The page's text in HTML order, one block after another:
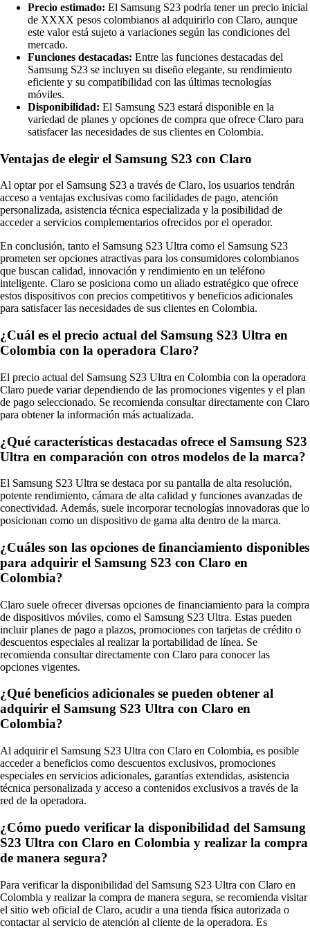
Precio estimado: El Samsung S23 podría tener un precio inicial
de XXXX pesos colombianos al adquirirlo con Claro, aunque
este valor está sujeto a variaciones según las condiciones del
mercado.
Funciones destacadas: Entre las funciones destacadas del
Samsung S23 se incluyen su diseño elegante, su rendimiento
eficiente y su compatibilidad con las últimas tecnologías
móviles.
Disponibilidad: El Samsung S23 estará disponible en la
variedad de planes y opciones de compra que ofrece Claro para
satisfacer las necesidades de sus clientes en Colombia.
Ventajas de elegir el Samsung S23 con Claro
Al optar por el Samsung S23 a través de Claro, los usuarios tendrán
acceso a ventajas exclusivas como facilidades de pago, atención
personalizada, asistencia técnica especializada y la posibilidad de
acceder a servicios complementarios ofrecidos por el operador.
En conclusión, tanto el Samsung S23 Ultra como el Samsung S23
prometen ser opciones atractivas para los consumidores colombianos
que buscan calidad, innovación y rendimiento en un teléfono
inteligente. Claro se posiciona como un aliado estratégico que ofrece
estos dispositivos con precios competitivos y beneficios adicionales
para satisfacer las necesidades de sus clientes en Colombia.
¿Cuál es el precio actual del Samsung S23 Ultra en
Colombia con la operadora Claro?
El precio actual del Samsung S23 Ultra en Colombia con la operadora
Claro puede variar dependiendo de las promociones vigentes y el plan
de pago seleccionado. Se recomienda consultar directamente con Claro
para obtener la información más actualizada.
¿Qué características destacadas ofrece el Samsung S23
Ultra en comparación con otros modelos de la marca?
El Samsung S23 Ultra se destaca por su pantalla de alta resolución,
potente rendimiento, cámara de alta calidad y funciones avanzadas de
conectividad. Además, suele incorporar tecnologías innovadoras que lo
posicionan como un dispositivo de gama alta dentro de la marca.
¿Cuáles son las opciones de financiamiento disponibles
para adquirir el Samsung S23 con Claro en
Colombia?
Claro suele ofrecer diversas opciones de financiamiento para la compra
de dispositivos móviles, como el Samsung S23 Ultra. Estas pueden
incluir planes de pago a plazos, promociones con tarjetas de crédito o
descuentos especiales al realizar la portabilidad de línea. Se
recomienda consultar directamente con Claro para conocer las
opciones vigentes.
¿Qué beneficios adicionales se pueden obtener al
adquirir el Samsung S23 Ultra con Claro en
Colombia?
Al adquirir el Samsung S23 Ultra con Claro en Colombia, es posible
acceder a beneficios como descuentos exclusivos, promociones
especiales en servicios adicionales, garantías extendidas, asistencia
técnica personalizada y acceso a contenidos exclusivos a través de la
red de la operadora.
¿Cómo puedo verificar la disponibilidad del Samsung
S23 Ultra con Claro en Colombia y realizar la compra
de manera segura?
Para verificar la disponibilidad del Samsung S23 Ultra con Claro en
Colombia y realizar la compra de manera segura, se recomienda visitar
el sitio web oficial de Claro, acudir a una tienda física autorizada o
contactar al servicio de atención al cliente de la operadora. Es